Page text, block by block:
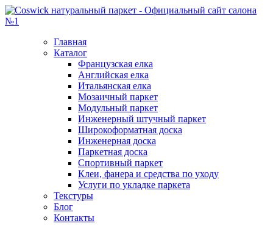
Главная
Каталог
Французская елка
Английская елка
Итальянская елка
Мозаичный паркет
Модульный паркет
Инженерный штучный паркет
Широкоформатная доска
Инженерная доска
Паркетная доска
Спортивный паркет
Клеи, фанера и средства по уходу
Услуги по укладке паркета
Текстуры
Блог
Контакты